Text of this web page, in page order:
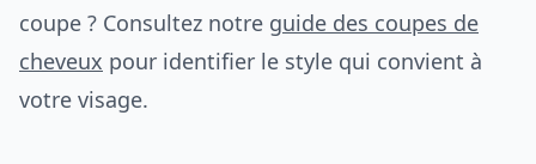
coupe ? Consultez notre guide des coupes de
cheveux pour identifier le style qui convient à
votre visage.